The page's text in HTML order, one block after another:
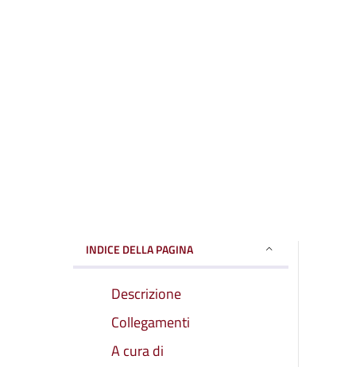
INDICE DELLA PAGINA
Descrizione
Collegamenti
A cura di